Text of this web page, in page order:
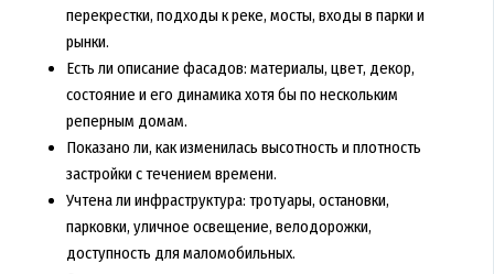
перекрестки, подходы к реке, мосты, входы в парки и
рынки.
Есть ли описание фасадов: материалы, цвет, декор,
состояние и его динамика хотя бы по нескольким
реперным домам.
Показано ли, как изменилась высотность и плотность
застройки с течением времени.
Учтена ли инфраструктура: тротуары, остановки,
парковки, уличное освещение, велодорожки,
доступность для маломобильных.